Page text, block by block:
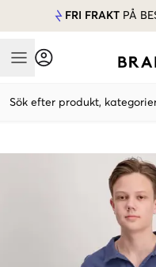
FRI FRAKT PÅ
Mobile Menu
Sök efter produkt,